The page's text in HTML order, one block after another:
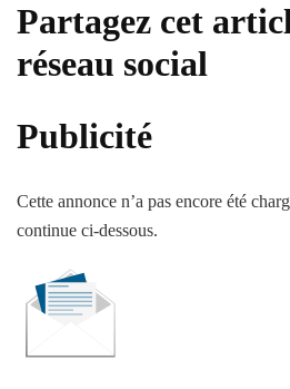
Partagez cet
réseau social
Publicité
Cette annonce n’a pas encore été
continue ci-dessous.